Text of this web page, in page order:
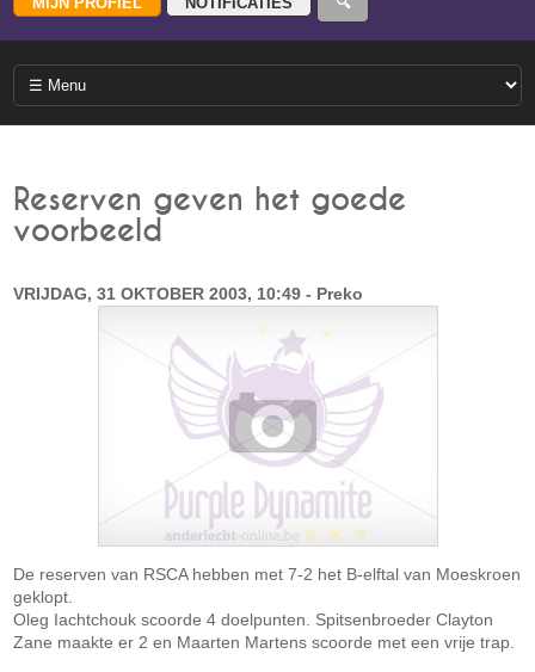
Reserven geven het goede
voorbeeld
VRIJDAG, 31 OKTOBER 2003, 10:49 - Preko
De reserven van RSCA hebben met 7-2 het B-elftal van Moeskroen
geklopt.
Oleg Iachtchouk scoorde 4 doelpunten. Spitsenbroeder Clayton
Zane maakte er 2 en Maarten Martens scoorde met een vrije trap.